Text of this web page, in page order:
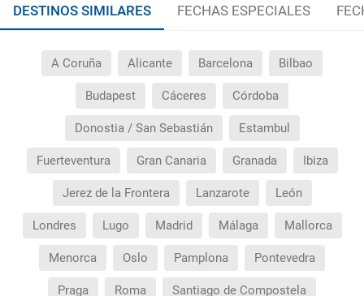
DESTINOS SIMILARES FECHAS ESPECIALES
A Coruña Alicante Barcelona Bilbao
Budapest Cáceres Córdoba
Donostia / San Sebastián Estambul
Fuerteventura Gran Canaria Granada Ibiza
Jerez de la Frontera Lanzarote León
Londres Lugo Madrid Málaga Mallorca
Menorca Oslo Pamplona Pontevedra
Praga Roma Santiago de Compostela